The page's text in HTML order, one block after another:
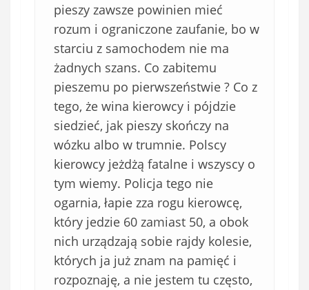
pieszy zawsze powinien mieć
rozum i ograniczone zaufanie, bo w
starciu z samochodem nie ma
żadnych szans. Co zabitemu
pieszemu po pierwszeństwie ? Co z
tego, że wina kierowcy i pójdzie
siedzieć, jak pieszy skończy na
wózku albo w trumnie. Polscy
kierowcy jeżdżą fatalne i wszyscy o
tym wiemy. Policja tego nie
ogarnia, łapie zza rogu kierowcę,
który jedzie 60 zamiast 50, a obok
nich urządzają sobie rajdy kolesie,
których ja już znam na pamięć i
rozpoznaję, a nie jestem tu często,